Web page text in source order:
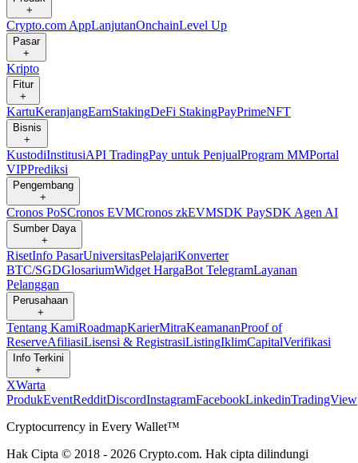
+
Crypto.com AppLanjutanOnchainLevel Up
Pasar
+
Kripto
Fitur
+
KartuKeranjangEarnStakingDeFi StakingPayPrimeNFT
Bisnis
+
KustodiInstitusiAPI TradingPay untuk PenjualProgram MMPortal
VIPPrediksi
Pengembang
+
Cronos PoSCronos EVMCronos zkEVMSDK PaySDK Agen AI
Sumber Daya
+
RisetInfo PasarUniversitasPelajariKonverter
BTC/SGDGlosariumWidget HargaBot TelegramLayanan
Pelanggan
Perusahaan
+
Tentang KamiRoadmapKarierMitraKeamananProof of
ReserveAfiliasiLisensi & RegistrasiListingIklimCapitalVerifikasi
Info Terkini
+
XWarta
ProdukEventRedditDiscordInstagramFacebookLinkedinTradingView
Cryptocurrency in Every Wallet™
Hak Cipta © 2018 - 2026 Crypto.com. Hak cipta dilindungi